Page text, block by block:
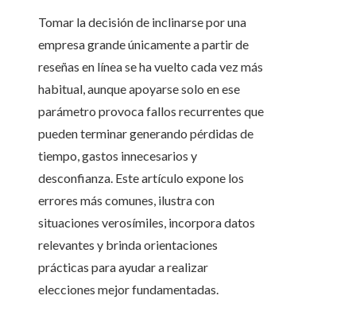
Tomar la decisión de inclinarse por una
empresa grande únicamente a partir de
reseñas en línea se ha vuelto cada vez más
habitual, aunque apoyarse solo en ese
parámetro provoca fallos recurrentes que
pueden terminar generando pérdidas de
tiempo, gastos innecesarios y
desconfianza. Este artículo expone los
errores más comunes, ilustra con
situaciones verosímiles, incorpora datos
relevantes y brinda orientaciones
prácticas para ayudar a realizar
elecciones mejor fundamentadas.